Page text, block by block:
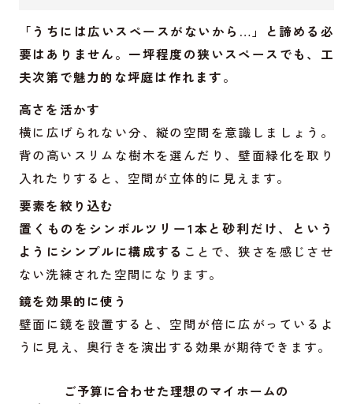
「うちには広いスペースがないから…」と諦める必
要はありません。一坪程度の狭いスペースでも、工
夫次第で魅力的な坪庭は作れます。
高さを活かす
横に広げられない分、縦の空間を意識しましょう。
背の高いスリムな樹木を選んだり、壁面緑化を取り
入れたりすると、空間が立体的に見えます。
要素を絞り込む
置くものをシンボルツリー1本と砂利だけ、という
ようにシンプルに構成する ことで、狭さを感じさせ
ない洗練された空間になります。
鏡を効果的に使う
壁面に鏡を設置すると、空間が倍に広がっているよ
うに見え、奥行きを演出する効果が期待できます。
ご予算に合わせた理想のマイホームの